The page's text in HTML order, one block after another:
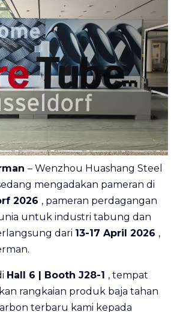
– Wenzhou Huashang Steel
mengadakan pameran di
2026 , pameran perdagangan
untuk industri tabung dan
dari 13-17 April 2026 ,
Hall 6 | Booth J28-1 , tempat
rangkaian produk baja tahan
terbaru kami kepada